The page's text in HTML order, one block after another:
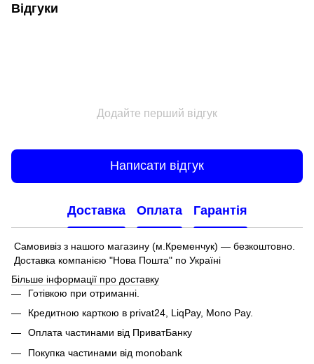
Відгуки
Додайте перший відгук
Написати відгук
Доставка Оплата Гарантія
Самовивіз з нашого магазину (м.Кременчук) — безкоштовно.
Доставка компанією "Нова Пошта" по Україні
Більше інформації про доставку
Готівкою при отриманні.
Кредитною карткою в privat24, LiqPay, Mono Pay.
Оплата частинами від ПриватБанку
Покупка частинами від monobank